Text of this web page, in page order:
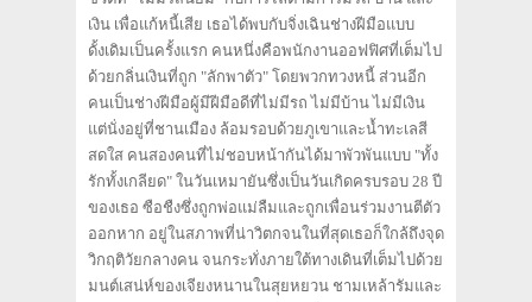
เงิน เพื่อแก้หนี้เสีย เธอได้พบกับจิ่งเฉินช่างฝีมือแบบ
ดั้งเดิมเป็นครั้งแรก คนหนึ่งคือพนักงานออฟฟิศที่เต็มไป
ด้วยกลิ่นเงินที่ถูก "ลักพาตัว" โดยพวกทวงหนี้ ส่วนอีก
คนเป็นช่างฝีมือผู้มีฝีมือดีที่ไม่มีรถ ไม่มีบ้าน ไม่มีเงิน
แต่นั่งอยู่ที่ชานเมือง ล้อมรอบด้วยภูเขาและน้ำทะเลสี
สดใส คนสองคนที่ไม่ชอบหน้ากันได้มาพัวพันแบบ "ทั้ง
รักทั้งเกลียด" ในวันเหมายันซึ่งเป็นวันเกิดครบรอบ 28 ปี
ของเธอ ซือชืงซึ่งถูกพ่อแม่ลืมและถูกเพื่อนร่วมงานตีตัว
ออกหาก อยู่ในสภาพที่น่าวิตกจนในที่สุดเธอก็ใกล้ถึงจุด
วิกฤติวัยกลางคน จนกระทั่งภายใต้ทางเดินที่เต็มไปด้วย
มนต์เสน่ห์ของเจียงหนานในสุยหยวน ชามเหล้ารัมและ